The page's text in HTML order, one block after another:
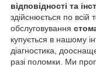
відповідності та
здійснюється по всій
обслуговування
купується в нашому
діагностика,
разі поломки. Ми